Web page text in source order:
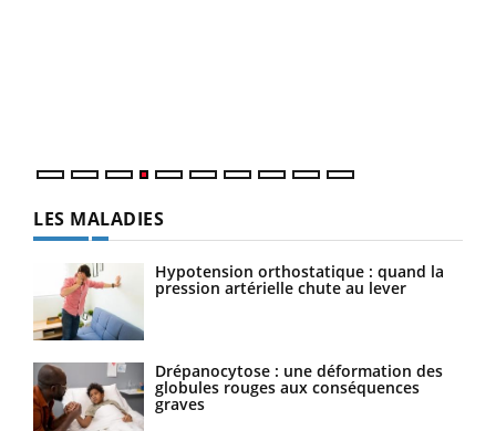
LES MALADIES
Hypotension orthostatique : quand la
pression artérielle chute au lever
Drépanocytose : une déformation des
globules rouges aux conséquences
graves